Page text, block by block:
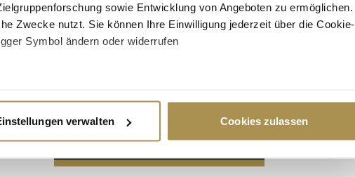
sowie Entwicklung von Angeboten zu ermöglichen.
Zwecke nutzt. Sie können Ihre Einwilligung jederzeit über die Cookie-
Symbol ändern oder widerrufen
Daten verarbeitet werden, und legen Sie Ihre Präferenzen im
verwalten Cookies zulassen